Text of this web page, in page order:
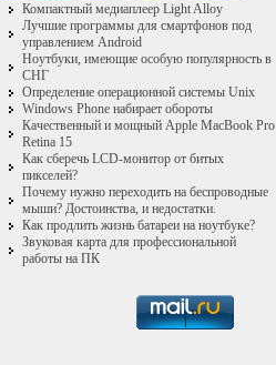
Компактный медиаплеер Light Alloy
Лучшие программы для смартфонов под
управлением Android
Ноутбуки, имеющие особую популярность в
СНГ
Определение операционной системы Unix
Windows Phone набирает обороты
Качественный и мощный Apple MacBook Pro
Retina 15
Как сберечь LCD-монитор от битых
пикселей?
Почему нужно переходить на беспроводные
мыши? Достоинства, и недостатки.
Как продлить жизнь батареи на ноутбуке?
Звуковая карта для профессиональной
работы на ПК